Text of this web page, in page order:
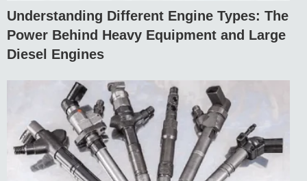
Understanding Different Engine Types: The
Power Behind Heavy Equipment and Large
Diesel Engines